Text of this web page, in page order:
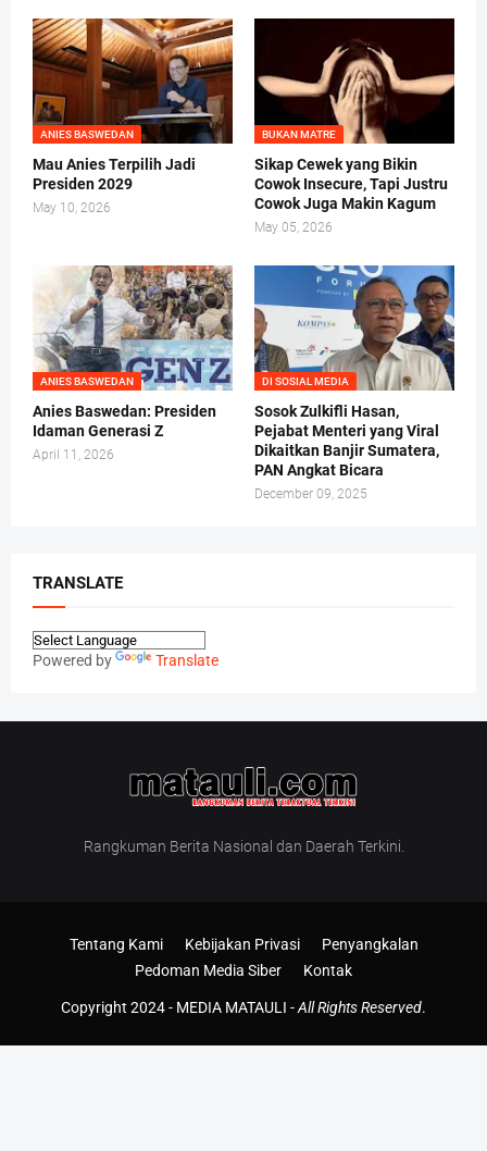
ANIES BASWEDAN
Mau Anies Terpilih Jadi
Presiden 2029
May 10, 2026
BUKAN MATRE
Sikap Cewek yang Bikin
Cowok Insecure, Tapi Justru
Cowok Juga Makin Kagum
May 05, 2026
ANIES BASWEDAN
Anies Baswedan: Presiden
Idaman Generasi Z
April 11, 2026
DI SOSIAL MEDIA
Sosok Zulkifli Hasan,
Pejabat Menteri yang Viral
Dikaitkan Banjir Sumatera,
PAN Angkat Bicara
December 09, 2025
TRANSLATE
Powered by Translate
Rangkuman Berita Nasional dan Daerah Terkini.
Copyright 2024 - MEDIA MATAULI -All Rights Reserved.
Tentang Kami Kebijakan Privasi
Penyangkalan
Pedoman Media Siber
Kontak